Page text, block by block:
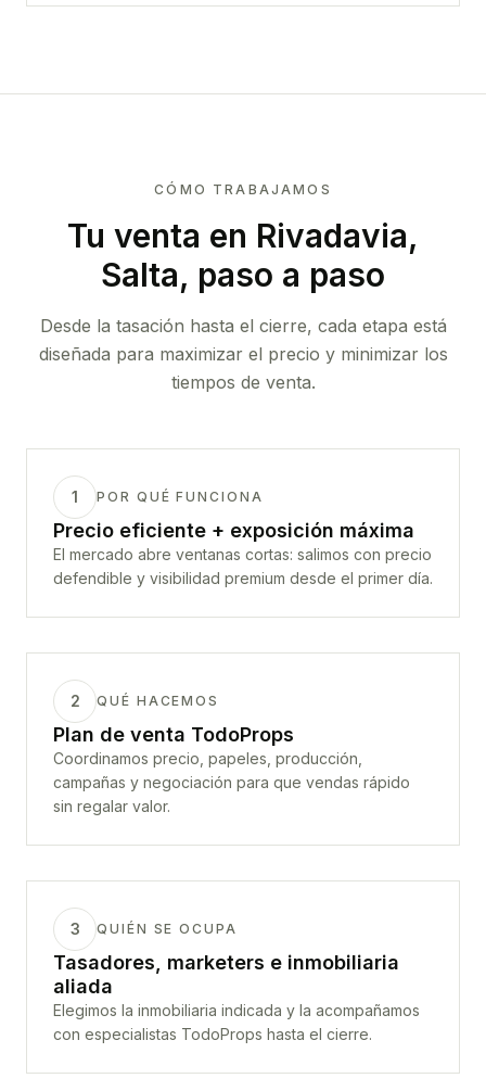
CÓMO TRABAJAMOS
Tu venta en Rivadavia,
Salta, paso a paso
Desde la tasación hasta el cierre, cada etapa está
diseñada para maximizar el precio y minimizar los
tiempos de venta.
1 POR QUÉ FUNCIONA
Precio eficiente + exposición máxima
El mercado abre ventanas cortas: salimos con precio
defendible y visibilidad premium desde el primer día.
2 QUÉ HACEMOS
Plan de venta TodoProps
Coordinamos precio, papeles, producción,
campañas y negociación para que vendas rápido
sin regalar valor.
3 QUIÉN SE OCUPA
Tasadores, marketers e inmobiliaria
aliada
Elegimos la inmobiliaria indicada y la acompañamos
con especialistas TodoProps hasta el cierre.